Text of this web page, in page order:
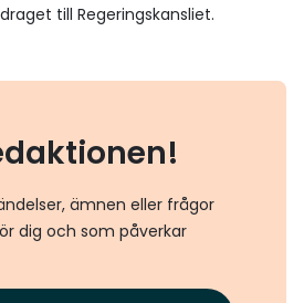
till Regeringskansliet.
ämnen eller frågor
dig och som påverkar